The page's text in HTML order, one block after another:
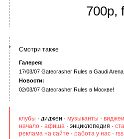
700р,
Смотри также
Галерея:
17/03/07 Gatecrasher Rules в Gaudi Arena
Новости:
02/03/07 Gatecrasher Rules в Москве!
клубы · диджеи · музыканты · виджеи
начало · афиша · энциклопедия ·
реклама на сайте · работа у нас ·